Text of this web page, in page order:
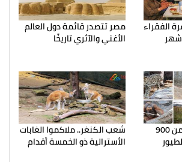
الفقراء مصر تتصدر قائمة دول العالم
الأغني والآثري تاريخًا
البشر يهددون أكثر من 900 شعب الكنغر.. ملاكموا الغابات
الأسترالية ذو الخمسة أقدام